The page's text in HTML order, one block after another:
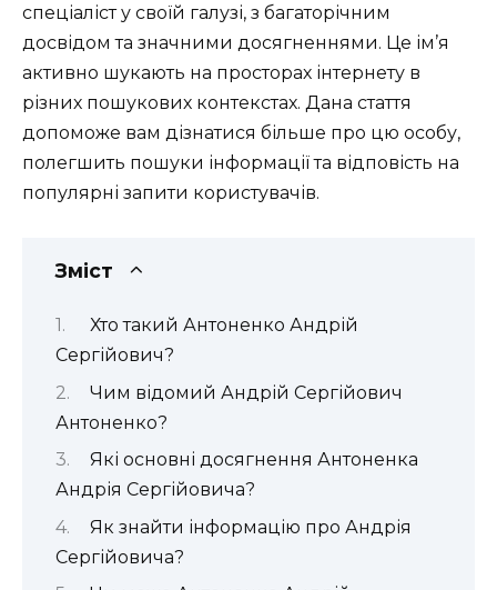
спеціаліст у своїй галузі, з багаторічним
досвідом та значними досягненнями. Це ім’я
активно шукають на просторах інтернету в
різних пошукових контекстах. Дана стаття
допоможе вам дізнатися більше про цю особу,
полегшить пошуки інформації та відповість на
популярні запити користувачів.
Зміст
Хто такий Антоненко Андрій
Сергійович?
Чим відомий Андрій Сергійович
Антоненко?
Які основні досягнення Антоненка
Андрія Сергійовича?
Як знайти інформацію про Андрія
Сергійовича?